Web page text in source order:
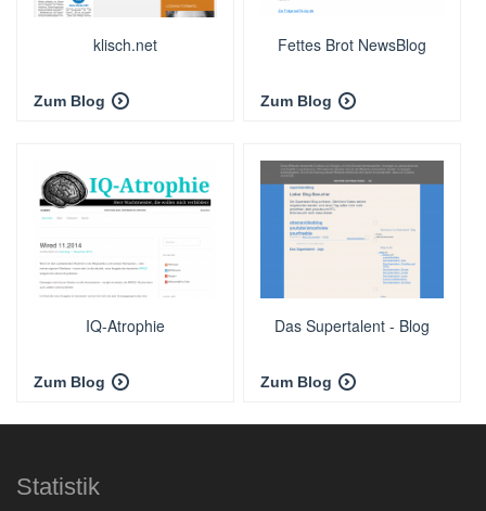
klisch.net
Zum Blog
Fettes Brot NewsBlog
Zum Blog
IQ-Atrophie
Zum Blog
Das Supertalent - Blog
Zum Blog
Statistik